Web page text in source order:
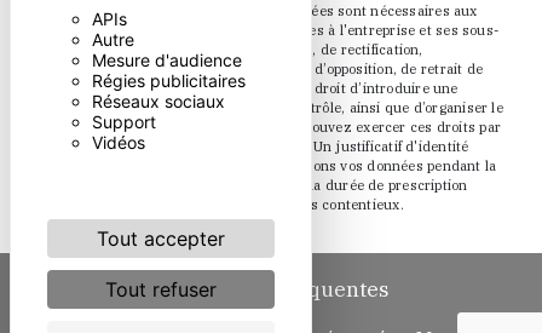
APIs
Autre
Mesure d'audience
Régies publicitaires
Réseaux sociaux
Support
Vidéos
Tout accepter
Tout refuser
** Les données personnelles communiquées sont nécessaires aux
fins de vous contacter. Elles sont destinées à l'entreprise et ses sous-
traitants. Vous disposez de droits d’accès, de rectification,
d’effacement, de portabilité, de limitation, d’opposition, de retrait de
votre consentement à tout moment et du droit d’introduire une
réclamation auprès d’une autorité de contrôle, ainsi que d’organiser le
sort de vos données post-mortem. Vous pouvez exercer ces droits par
voie postale ou par courrier électronique. Un justificatif d'identité
pourra vous être demandé. Nous conservons vos données pendant la
période de prise de contact puis pendant la durée de prescription
légale aux fins probatoire et de gestion des contentieux.
Recherches fréquentes